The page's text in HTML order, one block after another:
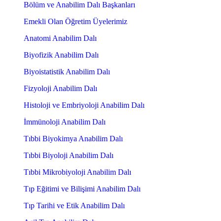
Bölüm ve Anabilim Dalı Başkanları
Emekli Olan Öğretim Üyelerimiz
Anatomi Anabilim Dalı
Biyofizik Anabilim Dalı
Biyoistatistik Anabilim Dalı
Fizyoloji Anabilim Dalı
Histoloji ve Embriyoloji Anabilim Dalı
İmmünoloji Anabilim Dalı
Tıbbi Biyokimya Anabilim Dalı
Tıbbi Biyoloji Anabilim Dalı
Tıbbi Mikrobiyoloji Anabilim Dalı
Tıp Eğitimi ve Bilişimi Anabilim Dalı
Tıp Tarihi ve Etik Anabilim Dalı